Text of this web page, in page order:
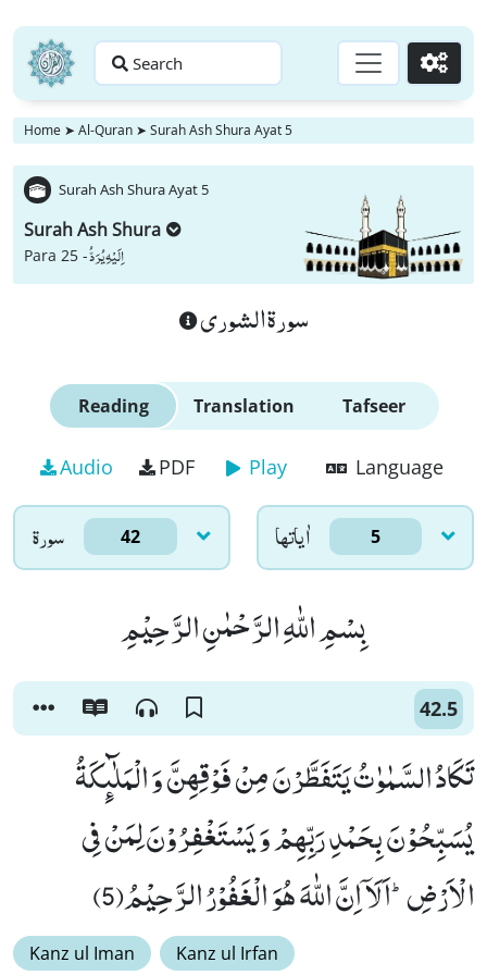
Search Go
Home ➤ Al-Quran ➤ Surah Ash Shura Ayat 5
Surah Ash Shura Ayat 5
Surah Ash Shura
Para 25 -اِلَیْهِ یُرَدُّ
سورة الشورى
Reading Translation Tafseer
Audio PDF Play Language
سورۃ 42 اٰياتها 5
بِسْمِ اللّٰهِ الرَّحْمٰنِ الرَّحِیْمِ
42.5
تَكَادُ السَّمٰوٰتُ یَتَفَطَّرْنَ مِنْ فَوْقِهِنَّ وَ الْمَلٰٓىٕكَةُ
یُسَبِّحُوْنَ بِحَمْدِ رَبِّهِمْ وَ یَسْتَغْفِرُوْنَ لِمَنْ فِی
الْاَرْضِؕ-اَلَاۤ اِنَّ اللّٰهَ هُوَ الْغَفُوْرُ الرَّحِیْمُ(5)
Kanz ul Iman Kanz ul Irfan